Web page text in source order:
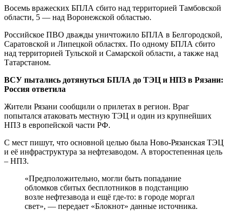
Восемь вражеских БПЛА сбито над территорией Тамбовской
области, 5 — над Воронежской областью.
Российское ПВО дважды уничтожило БПЛА в Белгородской,
Саратовской и Липецкой областях. По одному БПЛА сбито
над территорией Тульской и Самарской области, а также над
Татарстаном.
ВСУ пытались дотянуться БПЛА до ТЭЦ и НПЗ в Рязани:
Россия ответила
Жители Рязани сообщили о прилетах в регион. Враг
попытался атаковать местную ТЭЦ и один из крупнейших
НПЗ в европейской части РФ.
С мест пишут, что основной целью была Ново-Рязанская ТЭЦ
и её инфраструктура за нефтезаводом. А второстепенная цель
– НПЗ.
«Предположительно, могли быть попадание
обломков сбитых бесплотников в подстанцию
возле нефтезавода и ещё где-то: в городе моргал
свет», — передает «Блокнот» данные источника.